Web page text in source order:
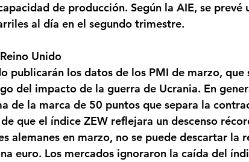
de producción. Según la AIE, se prevé
al día en el segundo trimestre.
Unido
publicarán los datos de los PMI de marzo, que
del impacto de la guerra de Ucrania. En
de la marca de 50 puntos que separa la
que el índice ZEW reflejara un descenso
alemanes en marzo, no se puede descartar la
euro. Los mercados ignoraron la caída del